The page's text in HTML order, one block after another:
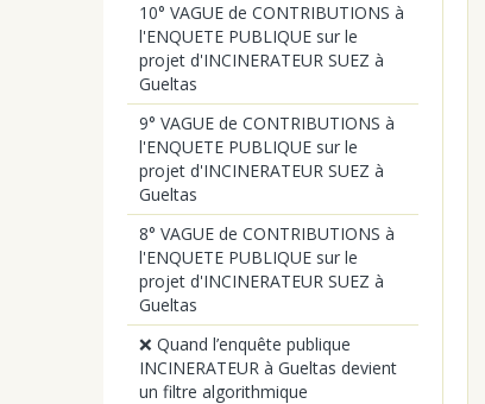
10° VAGUE de CONTRIBUTIONS à
l'ENQUETE PUBLIQUE sur le
projet d'INCINERATEUR SUEZ à
Gueltas
9° VAGUE de CONTRIBUTIONS à
l'ENQUETE PUBLIQUE sur le
projet d'INCINERATEUR SUEZ à
Gueltas
8° VAGUE de CONTRIBUTIONS à
l'ENQUETE PUBLIQUE sur le
projet d'INCINERATEUR SUEZ à
Gueltas
❌ Quand l’enquête publique
INCINERATEUR à Gueltas devient
un filtre algorithmique